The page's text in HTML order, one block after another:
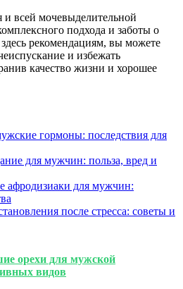
и всей мочевыделительной
подхода и заботы о
рекомендациям, вы можете
и избежать
качество жизни и хорошее
гормоны: последствия для
для мужчин: польза, вред и
афродизиаки для мужчин:
после стресса: советы и
орехи для мужской
видов